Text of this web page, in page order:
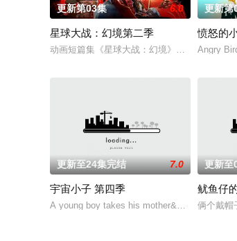
更新第03集 6.0
星球大战：幻境第二季
动画短篇集《星球大战：幻境》第二季由卢卡
更新第
愤怒的
Angry
更新至24集完结 7.0
宇宙小子 第四季
A young boy takes his mother&#39;s place in
更新至
鱿鱼仔
俩个戴帽